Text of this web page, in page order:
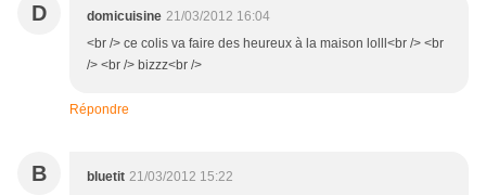
D domicuisine 21/03/2012 16:04
<br /> ce colis va faire des heureux à la maison lolll<br /> <br
/> <br /> bizzz<br />
Répondre
B bluetit 21/03/2012 15:22